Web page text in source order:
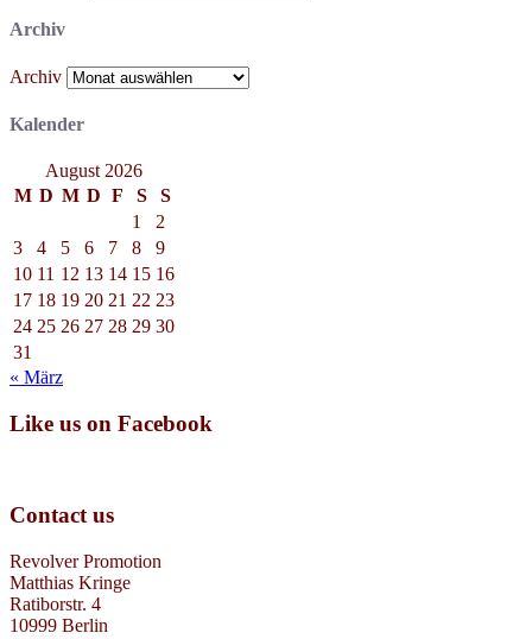
Archiv
Archiv
Kalender
August 2026
M D M D F S
S
1
2
3
4 5 6 7 8
9
10 11 12 13 14 15 16
17 18 19 20 21 22 23
24 25 26 27 28 29 30
31
« März
Like us on Facebook
Contact us
Revolver Promotion
Matthias Kringe
Ratiborstr. 4
10999 Berlin